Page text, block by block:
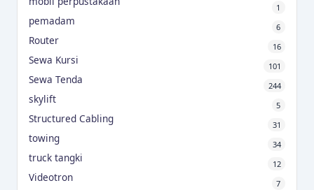
1
pemadam 6
Router 16
Sewa Kursi 101
Sewa Tenda 244
skylift 5
Structured Cabling 31
towing 34
truck tangki 12
Videotron 7